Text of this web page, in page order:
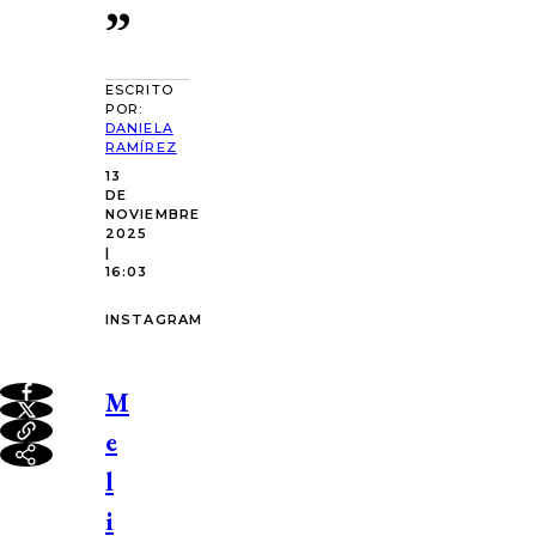
”
ESCRITO
POR:
DANIELA
RAMÍREZ
13
DE
NOVIEMBRE
2025
|
16:03
INSTAGRAM
M
e
l
i